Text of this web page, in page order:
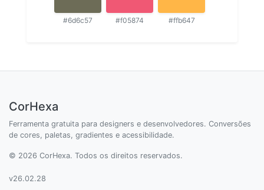
#6d6c57 #f05874 #ffb647
CorHexa
Ferramenta gratuita para designers e desenvolvedores. Conversões
de cores, paletas, gradientes e acessibilidade.
© 2026 CorHexa. Todos os direitos reservados.
v26.02.28